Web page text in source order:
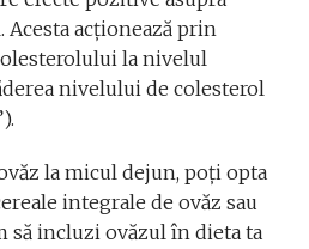
acționează prin
la nivelul
nivelului de colesterol
la micul dejun, poți opta
integrale de ovăz sau
să incluzi ovăzul în dieta ta